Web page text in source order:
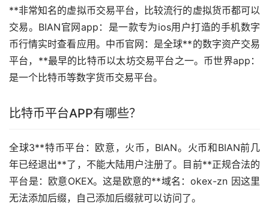
**非常知名的虚拟币交易平台，比较流行的虚拟货币都可以
交易。BIAN官网app：是一款专为ios用户打造的手机数字
币行情实时查看应用。中币官网：是全球**的数字资产交易
平台，**最早的比特币以太坊交易平台之一。币世界app：
是一个比特币等数字货币交易平台。
比特币平台APP有哪些？
全球3**特币平台：欧意，火币，BIAN。火币和BIAN前几
年已经退出**了，不能大陆用户注册了。目前**正规合法的
平台是：欧意OKEX。这是欧意的**域名：okex-zn 因这里
无法添加后缀，自己添加后缀就可以访问了。